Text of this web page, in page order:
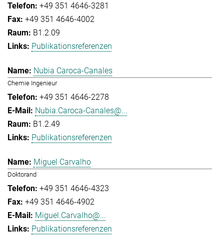
+49 351 4646-3281
+49 351 4646-4002
B1.2.09
Publikationsreferenzen
Nubia Caroca-Canales
Chemie Ingenieur
+49 351 4646-2278
Nubia.Caroca-Canales@...
B1.2.49
Publikationsreferenzen
Miguel Carvalho
Doktorand
+49 351 4646-4323
+49 351 4646-4902
Miguel.Carvalho@...
Publikationsreferenzen